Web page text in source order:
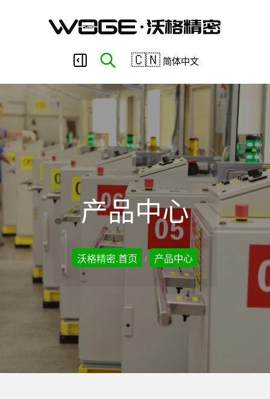
莞
市
沃
格
精
电
🇨🇳 简体中文
产品中心
沃格精密.首页 / 产品中心